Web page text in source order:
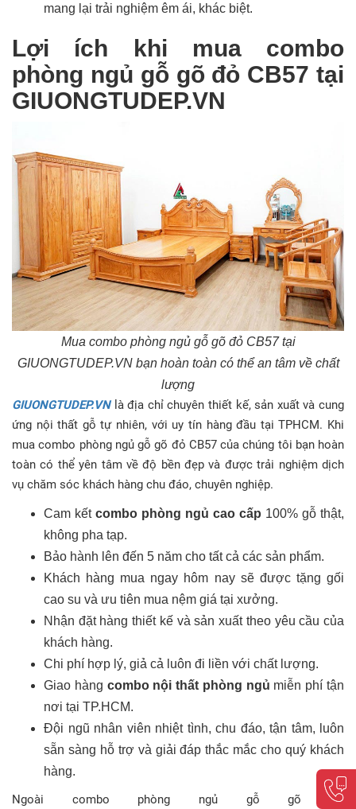
mang lại trải nghiệm êm ái, khác biệt.
Lợi ích khi mua combo
phòng ngủ gỗ gõ đỏ CB57 tại
GIUONGTUDEP.VN
Mua combo phòng ngủ gỗ gõ đỏ CB57 tại
GIUONGTUDEP.VN bạn hoàn toàn có thể an tâm về chất
lượng
GIUONGTUDEP.VNlà địa chỉ chuyên thiết kế, sản xuất và cung
ứng nội thất gỗ tự nhiên, với uy tín hàng đầu tại TPHCM. Khi
mua combo phòng ngủ gỗ gõ đỏ CB57 của chúng tôi bạn hoàn
toàn có thể yên tâm về độ bền đẹp và được trải nghiệm dịch
vụ chăm sóc khách hàng chu đáo, chuyên nghiệp.
Cam kết combo phòng ngủ cao cấp 100% gỗ thật,
không pha tạp.
Bảo hành lên đến 5 năm cho tất cả các sản phẩm.
Khách hàng mua ngay hôm nay sẽ được tặng gối
cao su và ưu tiên mua nệm giá tại xưởng.
Nhận đặt hàng thiết kế và sản xuất theo yêu cầu của
khách hàng.
Chi phí hợp lý, giả cả luôn đi liền với chất lượng.
Giao hàng combo nội thất phòng ngủ miễn phí tận
nơi tại TP.HCM.
Đội ngũ nhân viên nhiệt tình, chu đáo, tận tâm, luôn
sẵn sàng hỗ trợ và giải đáp thắc mắc cho quý khách
hàng.
Ngoài combo phòng ngủ gỗ gõ đỏ